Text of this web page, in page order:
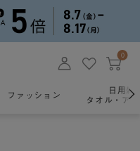
0
ファッション
日用雑
タオル・ア